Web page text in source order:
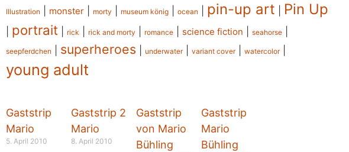
Illustration monster morty museum könig ocean pin-up art Pin Up
portrait rick rick and morty romance science fiction seahorse
seepferdchen superheroes underwater| variant cover| watercolor|
young adult
Gaststrip
Mario
5. April 2010
Gaststrip 2
Mario
8. April 2010
Gaststrip
von Mario
Bühling
Gaststrip
Mario
Bühling